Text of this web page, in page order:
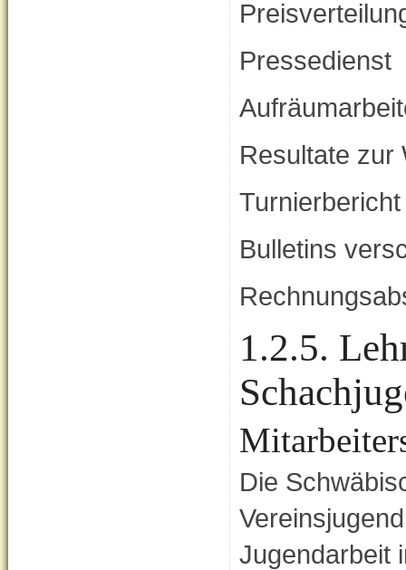
Pressedienst
Resultate zur
Bulletins
1.2.5.
Die
Jugendarbeit